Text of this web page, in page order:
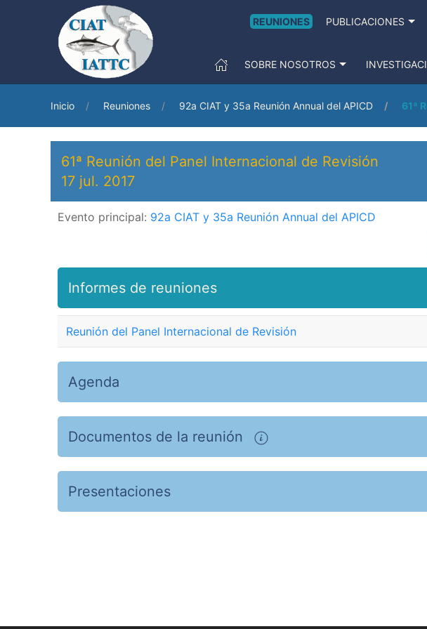
REUNIONES PUBLICACIONES
SOBRE NOSOTROS
Inicio Reuniones 92a CIAT y 35a Reunión Annual del APICD 61ª
61ª Reunión del Panel Internacional de Revisión
17 jul. 2017
Evento principal: 92a CIAT y 35a Reunión Annual del APICD
Informes de reuniones
Reunión del Panel Internacional de Revisión
Agenda
Documentos de la reunión
Presentaciones